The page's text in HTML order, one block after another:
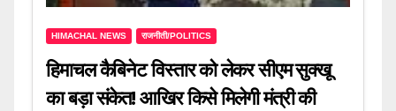
HIMACHAL NEWS राजनीती/POLITICS
हिमाचल कैबिनेट विस्तार को लेकर सीएम सुक्खू
का बड़ा संकेत! आखिर किसे मिलेगी मंत्री की